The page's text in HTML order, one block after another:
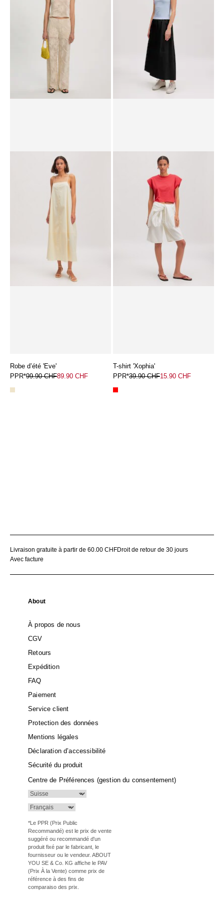
49.90 CHF39.90 CHF 89.90 CHF35.90 CHF
Robe d’été 'Eve'
PPR*99.90 CHF89.90 CHF
T-shirt 'Xophia'
PPR*39.90 CHF15.90 CHF
Livraison gratuite à partir de 60.00 CHFDroit de retour de 30 jours
Avec facture
About
À propos de nous
CGV
Retours
Expédition
FAQ
Paiement
Service client
Protection des données
Mentions légales
Déclaration d’accessibilité
Sécurité du produit
Centre de Préférences (gestion du consentement)
*Le PPR (Prix Public
Recommandé) est le prix de vente
suggéré ou recommandé d'un
produit fixé par le fabricant, le
fournisseur ou le vendeur. ABOUT
YOU SE & Co. KG affiche le PAV
(Prix À la Vente) comme prix de
référence à des fins de
comparaiso des prix.